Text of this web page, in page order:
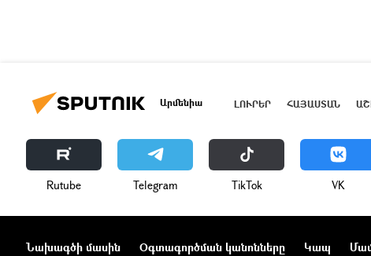
Արմենիա ԼՈՒՐԵՐ ՀԱՅԱՍՏԱՆ
Rutube Telegram ТikТоk VK
Նախագծի մասին Օգտագործման կանոնները Կապ